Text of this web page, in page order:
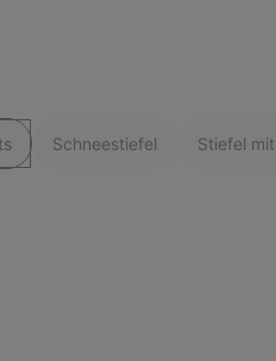
Schneestiefel Stiefel